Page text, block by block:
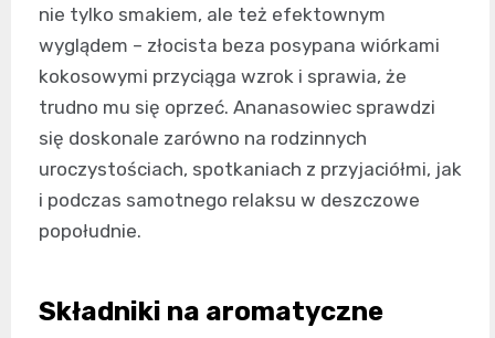
nie tylko smakiem, ale też efektownym
wyglądem – złocista beza posypana wiórkami
kokosowymi przyciąga wzrok i sprawia, że
trudno mu się oprzeć. Ananasowiec sprawdzi
się doskonale zarówno na rodzinnych
uroczystościach, spotkaniach z przyjaciółmi, jak
i podczas samotnego relaksu w deszczowe
popołudnie.
Składniki na aromatyczne